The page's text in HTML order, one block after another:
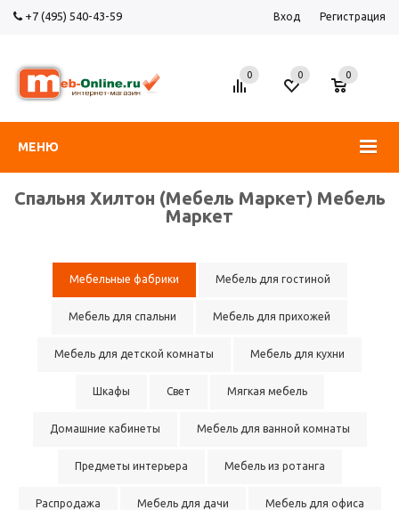
+7 (495) 540-43-59 Вход Регистрация
МЕНЮ
0 0
0
Спальня Хилтон (Мебель Маркет) Мебель
Маркет
Мебельные фабрики Мебель для гостиной
Мебель для спальни Мебель для прихожей
Мебель для детской комнаты Мебель для кухни
Шкафы Свет Мягкая мебель
Домашние кабинеты Мебель для ванной комнаты
Предметы интерьера Мебель из ротанга
Распродажа Мебель для дачи Мебель для офиса